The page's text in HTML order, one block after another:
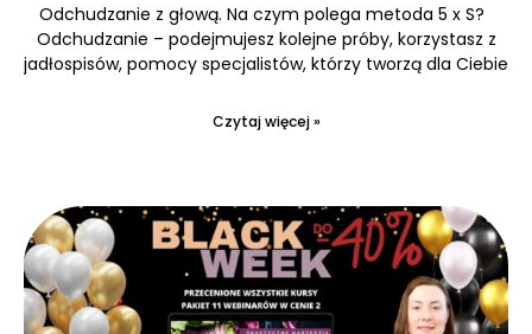
Odchudzanie z głową. Na czym polega metoda 5 x S?
Odchudzanie – podejmujesz kolejne próby, korzystasz z
jadłospisów, pomocy specjalistów, którzy tworzą dla Ciebie
Czytaj więcej »